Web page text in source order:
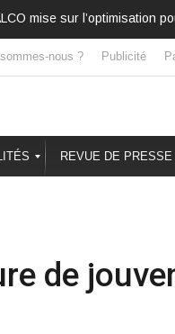
mise sur l’optimisation
nous ? Publicité
REVUE DE PRESSE
de